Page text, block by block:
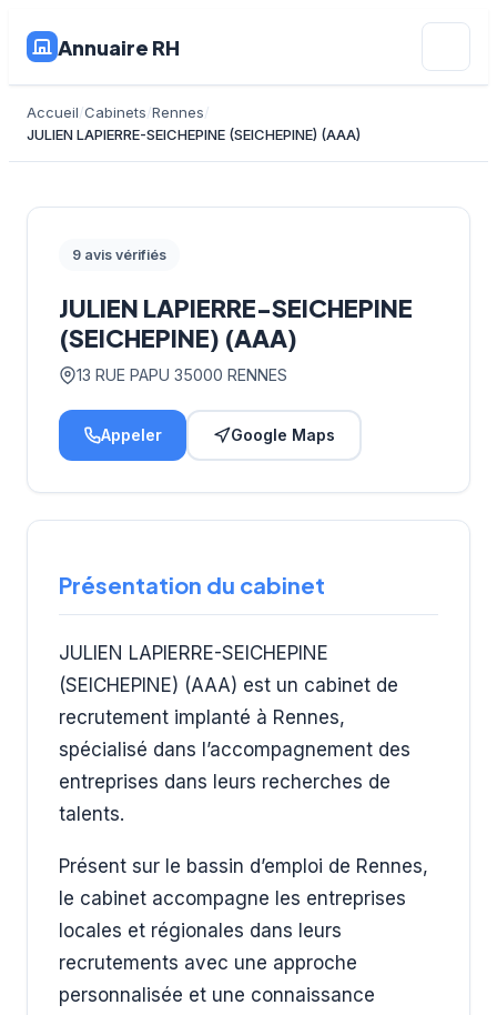
Annuaire RH
Accueil Cabinets Rennes
JULIEN LAPIERRE-SEICHEPINE (SEICHEPINE) (AAA)
9 avis vérifiés
JULIEN LAPIERRE-SEICHEPINE
(SEICHEPINE) (AAA)
13 RUE PAPU 35000 RENNES
Appeler Google Maps
Présentation du cabinet
JULIEN LAPIERRE-SEICHEPINE
(SEICHEPINE) (AAA) est un cabinet de
recrutement implanté à Rennes,
spécialisé dans l’accompagnement des
entreprises dans leurs recherches de
talents.
Présent sur le bassin d’emploi de Rennes,
le cabinet accompagne les entreprises
locales et régionales dans leurs
recrutements avec une approche
personnalisée et une connaissance